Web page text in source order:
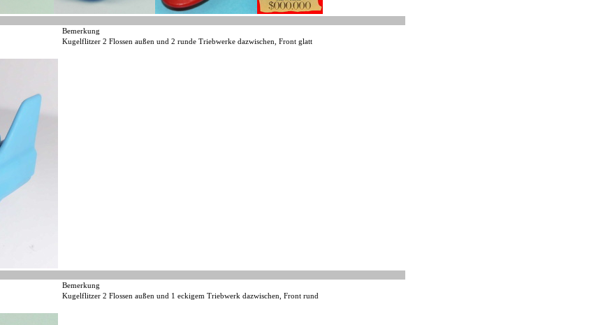
Bemerkung
Kugelflitzer 2 Flossen außen und 2 runde Triebwerke dazwischen, Front glatt
Bemerkung
Kugelflitzer 2 Flossen außen und 1 eckigem Triebwerk dazwischen, Front rund